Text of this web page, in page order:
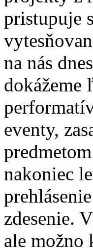
pristupuje
na nás
eventy,
nakoniec
zdesenie.
ale možno